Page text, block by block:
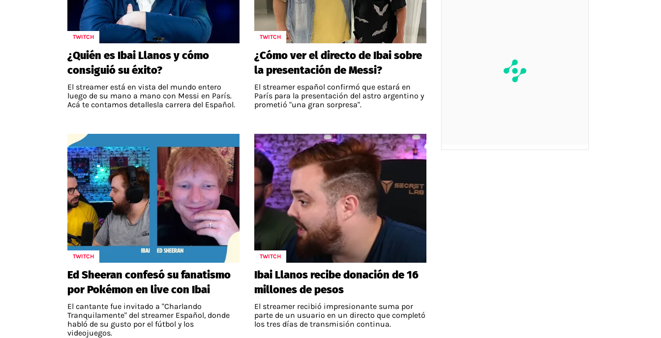
TWITCH
¿Quién es Ibai Llanos y cómo
consiguió su éxito?
El streamer está en vista del mundo entero
luego de su mano a mano con Messi en París.
Acá te contamos detallesla carrera del Español.
TWITCH
¿Cómo ver el directo de Ibai sobre
la presentación de Messi?
El streamer español confirmó que estará en
París para la presentación del astro argentino y
prometió "una gran sorpresa".
TWITCH
Ed Sheeran confesó su fanatismo
por Pokémon en live con Ibai
El cantante fue invitado a "Charlando
Tranquilamente" del streamer Español, donde
habló de su gusto por el fútbol y los
videojuegos.
TWITCH
Ibai Llanos recibe donación de 16
millones de pesos
El streamer recibió impresionante suma por
parte de un usuario en un directo que completó
los tres días de transmisión continua.